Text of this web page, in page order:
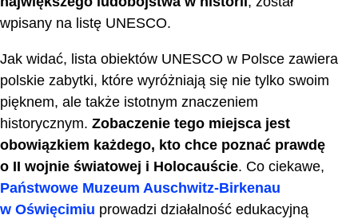
wpisany na listę UNESCO.
Jak widać, lista obiektów UNESCO w Polsce zawiera
polskie zabytki, które wyróżniają się nie tylko swoim
pięknem, ale także istotnym znaczeniem
historycznym. Zobaczenie tego miejsca jest
obowiązkiem każdego, kto chce poznać prawdę
o II wojnie światowej i Holocauście. Co ciekawe,
Państwowe Muzeum Auschwitz-Birkenau
w Oświęcimiu prowadzi działalność edukacyjną